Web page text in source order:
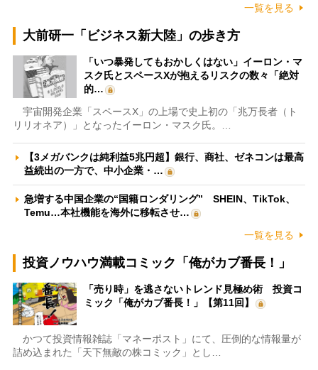
一覧を見る
大前研一「ビジネス新大陸」の歩き方
「いつ暴発してもおかしくはない」イーロン・マ
スク氏とスペースXが抱えるリスクの数々「絶対
的…
宇宙開発企業「スペースX」の上場で史上初の「兆万長者（ト
リリオネア）」となったイーロン・マスク氏。…
【3メガバンクは純利益5兆円超】銀行、商社、ゼネコンは最高
益続出の一方で、中小企業・…
急増する中国企業の“国籍ロンダリング” SHEIN、TikTok、
Temu…本社機能を海外に移転させ…
一覧を見る
投資ノウハウ満載コミック「俺がカブ番長！」
「売り時」を逃さないトレンド見極め術 投資コ
ミック「俺がカブ番長！」【第11回】
かつて投資情報雑誌「マネーポスト」にて、圧倒的な情報量が
詰め込まれた「天下無敵の株コミック」とし…